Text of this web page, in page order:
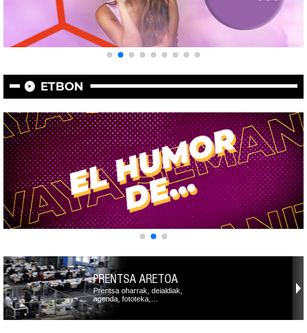
ETBON
PRENTSA ARETOA
Prentsa oharrak, deialdiak,
agenda, fototeka,…